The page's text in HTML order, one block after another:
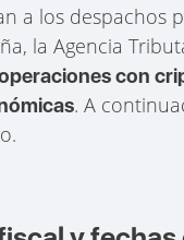
a los despachos
la Agencia
con
. A